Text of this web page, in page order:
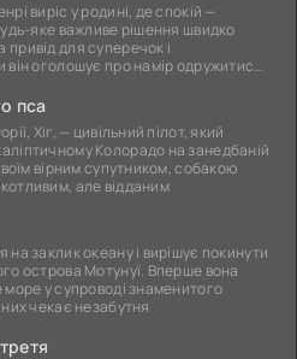
виріс у родині, де спокій —
яке важливе рішення швидко
для суперечок і
він оголошує про намір одружитися,
пса
Хіг, — цивільний пілот, який
Колорадо на занедбаній
вірним супутником, собакою
але відданим
на заклик океану і вирішує покинути
острова Мотунуї. Вперше вона
море у супроводі знаменитого
чекає незабутня